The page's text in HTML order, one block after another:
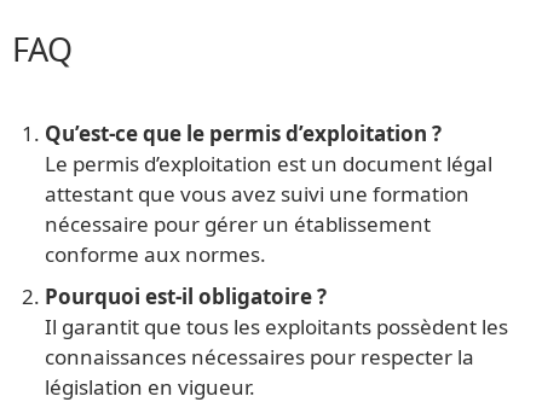
FAQ
Qu’est-ce que le permis d’exploitation ?
Le permis d’exploitation est un document légal
attestant que vous avez suivi une formation
nécessaire pour gérer un établissement
conforme aux normes.
Pourquoi est-il obligatoire ?
Il garantit que tous les exploitants possèdent les
connaissances nécessaires pour respecter la
législation en vigueur.